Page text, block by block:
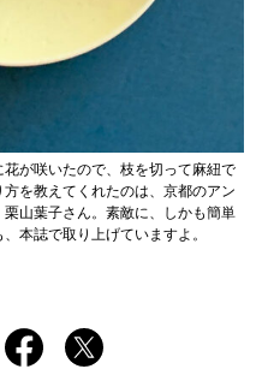
が咲いたので、枝を切って麻紐で
を教えてくれたのは、京都のアン
山葉子さん。素敵に、しかも簡単
本誌で取り上げていますよ。